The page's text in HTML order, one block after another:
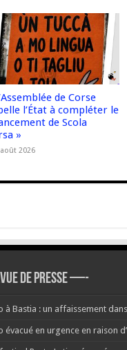
de Corse
l’État à compléter le
de Scola
»
2026
DE PRESSE —-
à Bastia : un affaissement
évacué en urgence en raison